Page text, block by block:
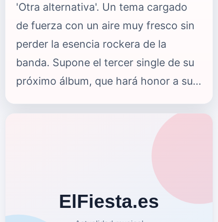
'Otra alternativa'. Un tema cargado
de fuerza con un aire muy fresco sin
perder la esencia rockera de la
banda. Supone el tercer single de su
próximo álbum, que hará honor a su
anteriores, 'Otra alternativa' está
producida por&nbsp;Alexander
&amp; Team’ (Madrid). Compuesta
por Sergio M. Crovetto, nos habla
sobre el fin de una amistad entre dos